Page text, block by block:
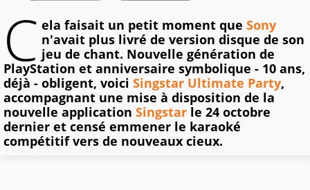
C ela faisait un petit moment que Sony
n'avait plus livré de version disque de son
jeu de chant. Nouvelle génération de
PlayStation et anniversaire symbolique - 10 ans,
déjà - obligent, voici Singstar Ultimate Party,
accompagnant une mise à disposition de la
nouvelle application Singstar le 24 octobre
dernier et censé emmener le karaoké
compétitif vers de nouveaux cieux.